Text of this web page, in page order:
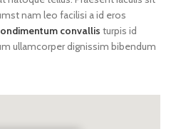
nam leo facilisi a id eros
convallis turpis id
ullamcorper dignissim bibendum